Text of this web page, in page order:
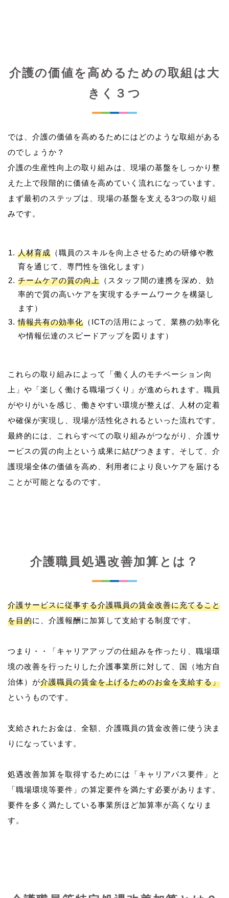
介護の価値を高めるための取組は大
きく３つ
では、介護の価値を高めるためにはどのような取組がある
のでしょうか？
介護の生産性向上の取り組みは、現場の基盤をしっかり整
えた上で段階的に価値を高めていく流れになっています。
まず最初のステップは、現場の基盤を支える3つの取り組
人材育成 （職員のスキルを向上させるための研修や教
育を通じて、専門性を強化します）
チームケアの質の向上 （スタッフ間の連携を深め、効
率的で質の高いケアを実現するチームワークを構築し
ます）
情報共有の効率化 （ICTの活用によって、業務の効率化
や情報伝達のスピードアップを図ります）
これらの取り組みによって「働く人のモチベーション向
上」や「楽しく働ける職場づくり」が進められます。職員
がやりがいを感じ、働きやすい環境が整えば、人材の定着
や確保が実現し、現場が活性化されるといった流れです。
最終的には、これらすべての取り組みがつながり、介護サ
ービスの質の向上という成果に結びつきます。そして、介
護現場全体の価値を高め、利用者により良いケアを届ける
介護職員処遇改善加算とは？
介護サービスに従事する介護職員の賃金改善に充てること
を目的に、介護報酬に加算して支給する制度です。
つまり・・「キャリアアップの仕組みを作ったり、職場環
境の改善を行ったりした介護事業所に対して、国（地方自
治体）が介護職員の賃金を上げるためのお金を支給する」
というものです。
支給されたお金は、全額、介護職員の賃金改善に使う決ま
りになっています。
処遇改善加算を取得するためには「キャリアパス要件」と
「職場環境等要件」の算定要件を満たす必要があります。
要件を多く満たしている事業所ほど加算率が高くなりま
す。